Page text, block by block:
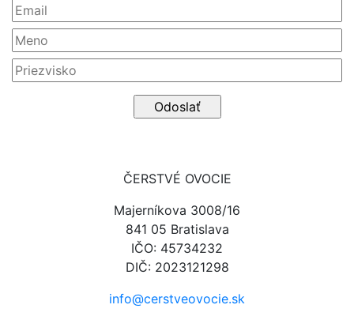
ČERSTVÉ OVOCIE
Majerníkova 3008/16
841 05 Bratislava
IČO: 45734232
DIČ: 2023121298
info@cerstveovocie.sk